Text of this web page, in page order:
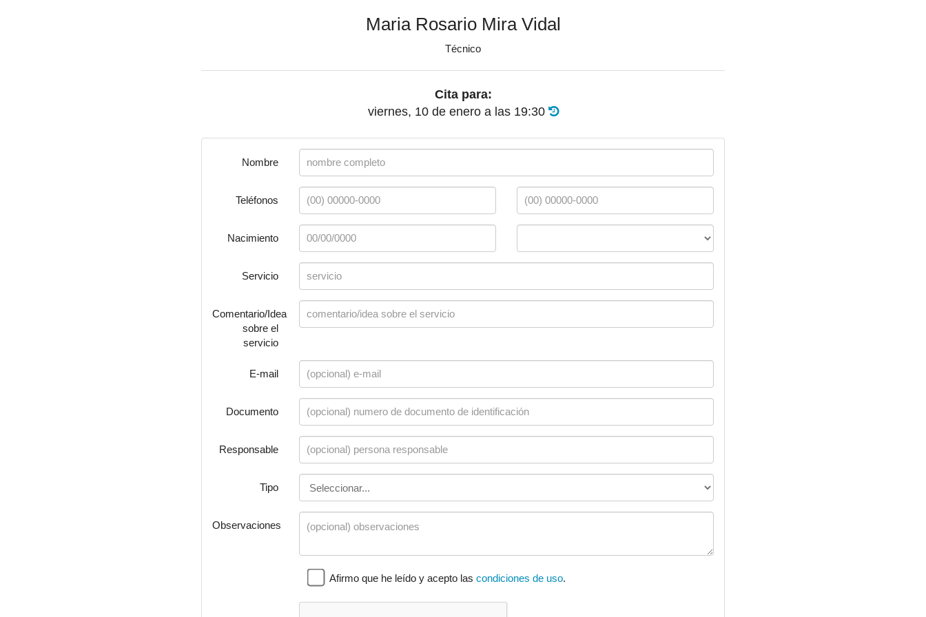
Maria Rosario Mira Vidal
Técnico
Cita para:
viernes, 10 de enero a las 19:30
Nombre
Teléfonos
Nacimiento
Servicio
Comentario/Idea
sobre el
servicio
E-mail
Documento
Responsable
Tipo
Observaciones
Afirmo que he leído y acepto lascondiciones de uso.